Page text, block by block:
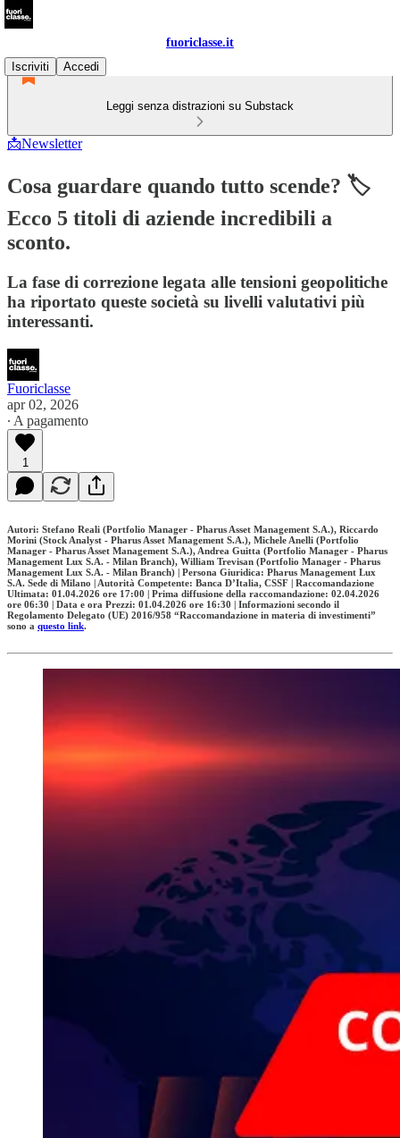
fuoriclasse.it
Iscriviti
Accedi
Leggi senza distrazioni su Substack
📩Newsletter
Cosa guardare quando tutto scende? 🏷️
Ecco 5 titoli di aziende incredibili a
sconto.
La fase di correzione legata alle tensioni geopolitiche
ha riportato queste società su livelli valutativi più
interessanti.
Fuoriclasse
apr 02, 2026
∙ A pagamento
1
Autori: Stefano Reali (Portfolio Manager - Pharus Asset Management S.A.), Riccardo
Morini (Stock Analyst - Pharus Asset Management S.A.), Michele Anelli (Portfolio
Manager - Pharus Asset Management S.A.), Andrea Guitta (Portfolio Manager - Pharus
Management Lux S.A. - Milan Branch), William Trevisan (Portfolio Manager - Pharus
Management Lux S.A. - Milan Branch) | Persona Giuridica: Pharus Management Lux
S.A. Sede di Milano | Autorità Competente: Banca D’Italia, CSSF | Raccomandazione
Ultimata: 01.04.2026 ore 17:00 | Prima diffusione della raccomandazione: 02.04.2026
ore 06:30 | Data e ora Prezzi: 01.04.2026 ore 16:30 | Informazioni secondo il
Regolamento Delegato (UE) 2016/958 “Raccomandazione in materia di investimenti”
sono a questo link.